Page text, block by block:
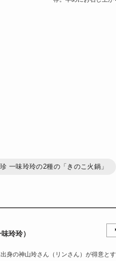
一味玲玲の2種の「きのこ火鍋」
玲玲）
身の神山玲さん（リンさん）が得意と